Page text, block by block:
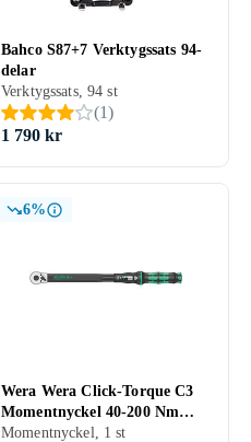
Bahco S87+7 Verktygssats 94-
delar
Verktygssats, 94 st
(1)
1 790 kr
6%
Wera Wera Click-Torque C3
Momentnyckel 40-200 Nm
1/2"
Momentnyckel, 1 st